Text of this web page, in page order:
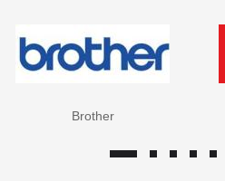
Brother